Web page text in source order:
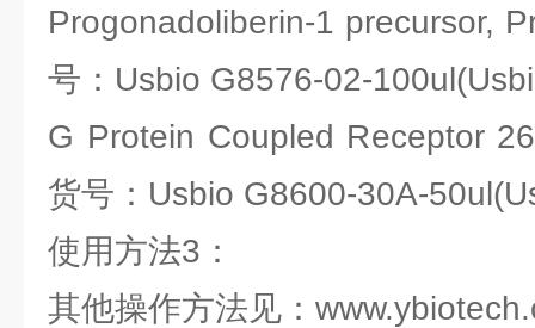
Progonadoliberin-1 precursor,
号：Usbio G8576-02-
G Protein Coupled Receptor
货号：Usbio G8600-30A-
使用方法3：
其他操作方法见：